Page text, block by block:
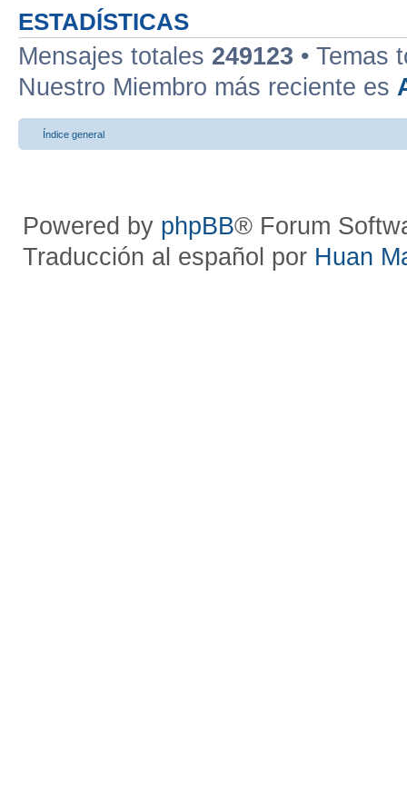
ESTADÍSTICAS
Mensajes totales 249123 • Temas
Nuestro Miembro más reciente es
Índice general
Powered by phpBB® Forum
Traducción al español por Huan